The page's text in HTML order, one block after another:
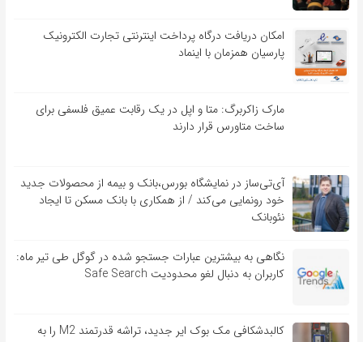
امکان دریافت درگاه پرداخت اینترنتی تجارت الکترونیک
پارسیان همزمان با اینماد
مارک زاکربرگ: متا و اپل در یک رقابت عمیق فلسفی برای
ساخت متاورس قرار دارند
آی‌تی‌ساز در نمایشگاه بورس،بانک و بیمه از محصولات جدید
خود رونمایی می‌کند / از همکاری با بانک مسکن تا ایجاد
نئوبانک
نگاهی به بیشترین عبارات جستجو شده در گوگل طی تیر ماه:
کاربران به دنبال لغو محدودیت Safe Search
کالبدشکافی مک بوک ایر جدید، تراشه قدرتمند M2 را به